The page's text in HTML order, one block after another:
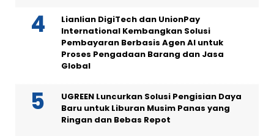
Lianlian DigiTech dan UnionPay
International Kembangkan Solusi
Pembayaran Berbasis Agen AI untuk
Proses Pengadaan Barang dan Jasa
Global
UGREEN Luncurkan Solusi Pengisian Daya
Baru untuk Liburan Musim Panas yang
Ringan dan Bebas Repot